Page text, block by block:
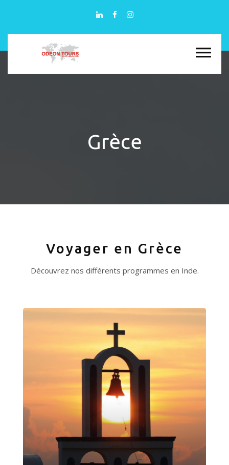
Grèce
Voyager en Grèce
Découvrez nos différents programmes en Inde.